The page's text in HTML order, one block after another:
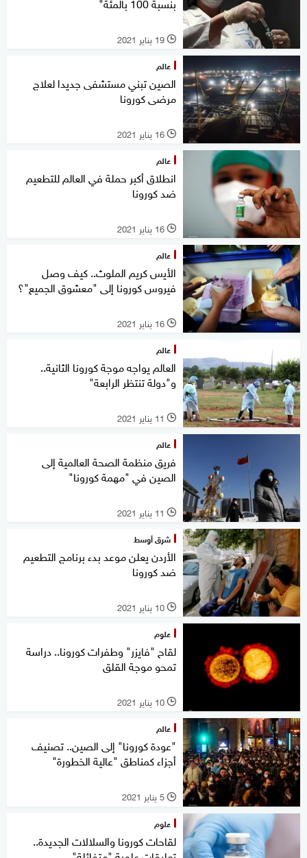
l 19 يناير 2021
عالم
الصين تبني مستشفى جديدا لعلاج
مرضى كورونا
l 16 يناير 2021
عالم
انطلاق أكبر حملة في العالم للتطعيم
ضد كورونا
l 16 يناير 2021
عالم
الأيس كريم الملوث.. كيف وصل
فيروس كورونا إلى "معشوق الجميع"؟
l 16 يناير 2021
عالم
العالم يواجه موجة كورونا الثانية..
و"دولة تنتظر الرابعة"
l 11 يناير 2021
عالم
فريق منظمة الصحة العالمية إلى
الصين في "مهمة كورونا"
l 11 يناير 2021
شرق أوسط
الأردن يعلن موعد بدء برنامج التطعيم
ضد كورونا
l 10 يناير 2021
علوم
لقاح "فايزر" وطفرات كورونا.. دراسة
تمحو موجة القلق
l 10 يناير 2021
عالم
"عودة كورونا" إلى الصين.. تصنيف
أجزاء كمناطق "عالية الخطورة"
l 5 يناير 2021
علوم
لقاحات كورونا والسلالات الجديدة..